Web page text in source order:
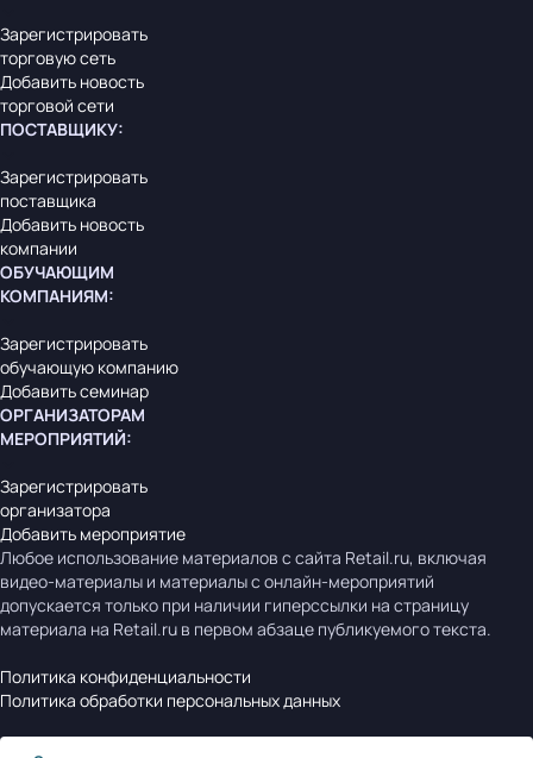
Зарегистрировать
торговую сеть
Добавить новость
торговой сети
ПОСТАВЩИКУ:
Зарегистрировать
поставщика
Добавить новость
компании
ОБУЧАЮЩИМ
КОМПАНИЯМ:
Зарегистрировать
обучающую компанию
Добавить семинар
ОРГАНИЗАТОРАМ
МЕРОПРИЯТИЙ:
Зарегистрировать
организатора
Добавить мероприятие
Любое использование материалов с сайта Retail.ru, включая
видео-материалы и материалы с онлайн-мероприятий
допускается только при наличии гиперссылки на страницу
материала на Retail.ru в первом абзаце публикуемого текста.
Политика конфиденциальности
Политика обработки персональных данных